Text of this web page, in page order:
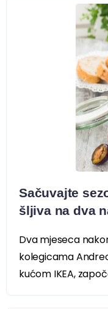
Sačuvajte
šljiva na dva
Dva mjeseca
kolegicama
kućom IKEA,